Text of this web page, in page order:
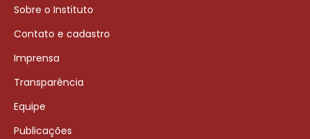
Sobre o Instituto
Contato e cadastro
Imprensa
Transparência
Equipe
Publicações